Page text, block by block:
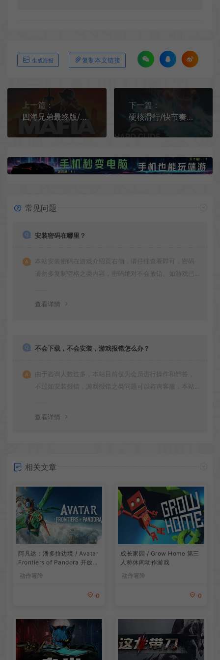
生成海报 复制本文链接
上一篇：
四海兄弟最终版/黑手党/开放世界动作RPG游戏 Mafia Definitive Edition 下载
下一篇：
硬核滑行/快节奏街机动作游戏 Hard Glide 下载
常见问题
安装密码在哪里？
本站安装密码在游戏介绍页右侧，请仔细查看即可，密码
请勿多复制空格之类内容，密码绝对不会放错。如游戏已
查看详情
不会下载，不会安装，游戏报错怎么办？
由于咨询人数过多，本站目前仅为会员进行操作和解答，
不过如安装报错，游戏报错之类问题可以咨询客服，本站
查看详情
相关文章
阿凡达：潘多拉边境 / Avatar
Frontiers of Pandora 开放世
动作冒险
0
成长家园 / Grow Home 第三
人称休闲动作游戏
动作冒险
0